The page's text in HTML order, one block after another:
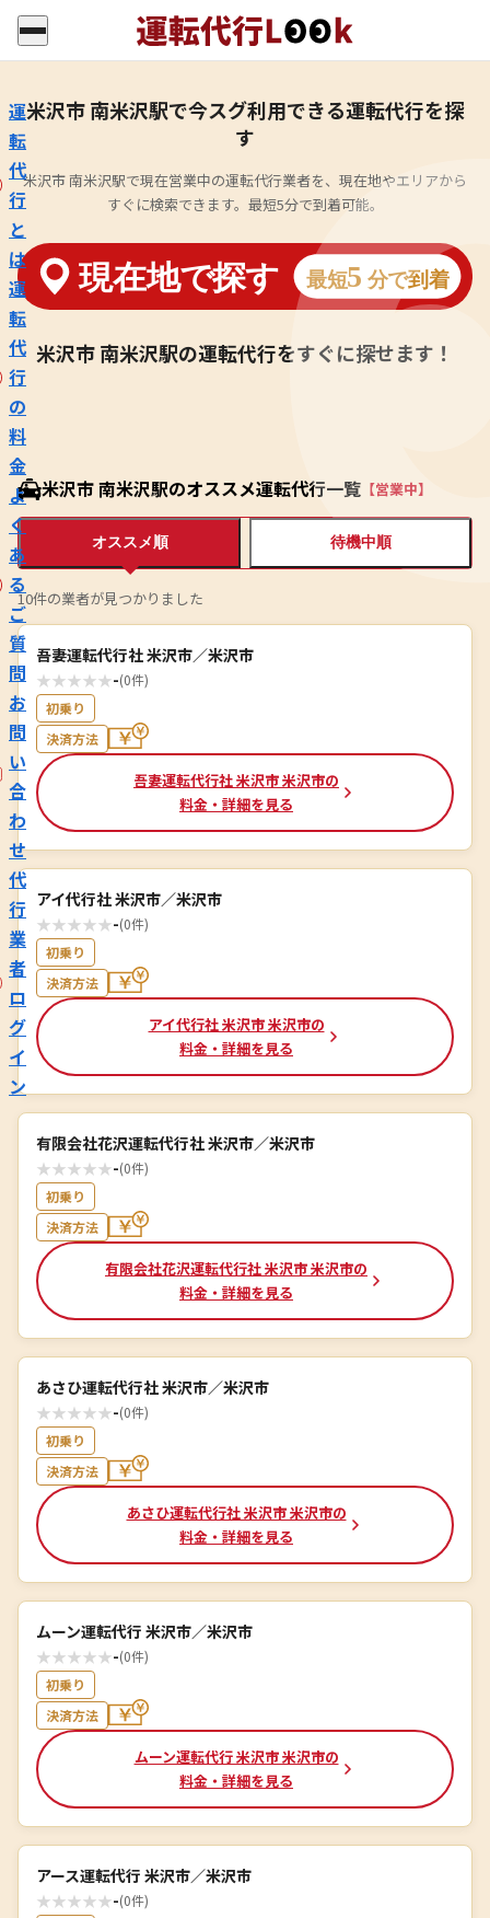
運
転
代
行
と
は
運
転
代
行
の
料
金
よ
く
あ
る
ご
質
問
お
問
い
合
わ
せ
代
行
業
者
ロ
グ
イ
ン
米沢市 南米沢駅で今スグ利用できる運転代行を探
す
米沢市 南米沢駅で現在営業中の運転代行業者を、現在地やエリアから
すぐに検索できます。最短5分で到着可能。
米沢市 南米沢駅の運転代行をすぐに探せます！
米沢市 南米沢駅のオススメ運転代行一覧 【営業中】
オススメ順 待機中順
10件の業者が見つかりました
吾妻運転代行社 米沢市／米沢市
★★★★★-(0件)
初乗り
決済方法
吾妻運転代行社 米沢市 米沢市の
料金・詳細を見る
アイ代行社 米沢市／米沢市
★★★★★-(0件)
初乗り
決済方法
アイ代行社 米沢市 米沢市の
料金・詳細を見る
有限会社花沢運転代行社 米沢市／米沢市
★★★★★-(0件)
初乗り
決済方法
有限会社花沢運転代行社 米沢市 米沢市の
料金・詳細を見る
あさひ運転代行社 米沢市／米沢市
★★★★★-(0件)
初乗り
決済方法
あさひ運転代行社 米沢市 米沢市の
料金・詳細を見る
ムーン運転代行 米沢市／米沢市
★★★★★-(0件)
初乗り
決済方法
ムーン運転代行 米沢市 米沢市の
料金・詳細を見る
アース運転代行 米沢市／米沢市
★★★★★-(0件)